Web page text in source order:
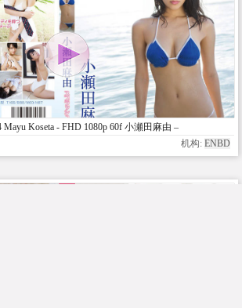
Mayu Koseta - FHD 1080p 60f 小瀬田麻由 –
机构: ENBD